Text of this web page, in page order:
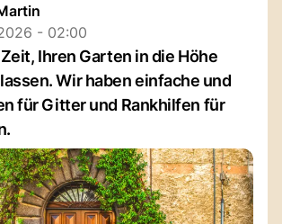
- 02:00
Ihren Garten in die Höhe
Wir haben einfache und
für Gitter und Rankhilfen für